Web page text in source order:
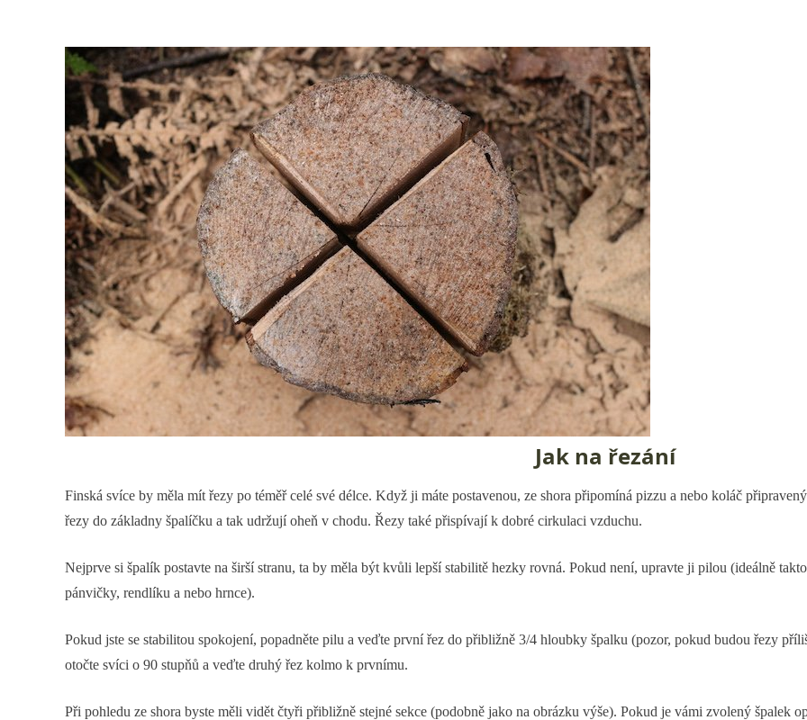
Jak na řezání
Finská svíce by měla mít řezy po téměř celé své délce. Když ji máte postavenou, ze shora připomíná pizzu a nebo koláč
řezy do základny špalíčku a tak udržují oheň v chodu. Řezy také přispívají k dobré cirkulaci vzduchu.
Nejprve si špalík postavte na širší stranu, ta by měla být kvůli lepší stabilitě hezky rovná. Pokud není, upravte ji pilou (ideálně
pánvičky, rendlíku a nebo hrnce).
Pokud jste se stabilitou spokojení, popadněte pilu a veďte první řez do přibližně 3/4 hloubky špalku (pozor, pokud budou řezy
otočte svíci o 90 stupňů a veďte druhý řez kolmo k prvnímu.
Při pohledu ze shora byste měli vidět čtyři přibližně stejné sekce (podobně jako na obrázku výše). Pokud je vámi zvolený špalek